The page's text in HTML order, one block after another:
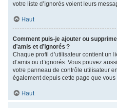
votre liste d’ignorés voient leurs
Haut
Comment puis-je ajouter ou
d’amis et d’ignorés ?
Chaque profil d’utilisateur contient un
d’amis ou d’ignorés. Vous pouvez
votre panneau de contrôle utilisateur
également depuis cette page que
Haut